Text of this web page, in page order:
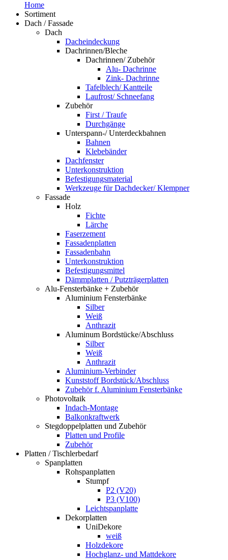
Home
Sortiment
Dach / Fassade
Dach
Dacheindeckung
Dachrinnen/Bleche
Dachrinnen/ Zubehör
Alu- Dachrinne
Zink- Dachrinne
Tafelblech/ Kantteile
Laufrost/ Schneefang
Zubehör
First / Traufe
Durchgänge
Unterspann-/ Unterdeckbahnen
Bahnen
Klebebänder
Dachfenster
Unterkonstruktion
Befestigungsmaterial
Werkzeuge für Dachdecker/ Klempner
Fassade
Holz
Fichte
Lärche
Faserzement
Fassadenplatten
Fassadenbahn
Unterkonstruktion
Befestigungsmittel
Dämmplatten / Putzträgerplatten
Alu-Fensterbänke + Zubehör
Aluminium Fensterbänke
Silber
Weiß
Anthrazit
Aluminum Bordstücke/Abschluss
Silber
Weiß
Anthrazit
Aluminium-Verbinder
Kunststoff Bordstück/Abschluss
Zubehör f. Aluminium Fensterbänke
Photovoltaik
Indach-Montage
Balkonkraftwerk
Stegdoppelplatten und Zubehör
Platten und Profile
Zubehör
Platten / Tischlerbedarf
Spanplatten
Rohspanplatten
Stumpf
P2 (V20)
P3 (V100)
Leichtspanplatte
Dekorplatten
UniDekore
weiß
Holzdekore
Hochglanz- und Mattdekore